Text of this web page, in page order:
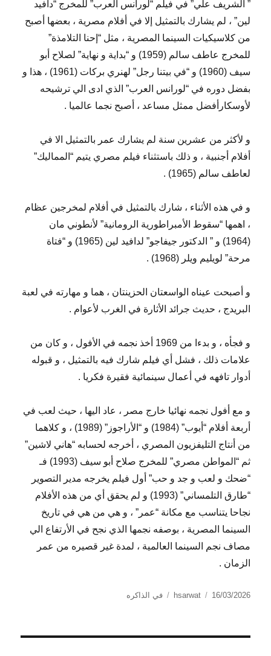
” الشريف علي” في فيلم “لورانس العرب” للمخرج “دافيد
لين” ، لم يشارك بالتمثيل إلا في أفلام مصرية ، بعضها أصبح
من كلاسيكيات السينما المصرية ، مثل “إحنا التلامذة”
للمخرج عاطف سالم (1959) و “بداية و نهاية” لصلاح أبو
سيف (1960) و “في بيتنا رجل” لهنري بركات (1961) ، هذا و
بفضل دوره في “لورانس العرب” الذي ادى الي ترشيحه
لأوسكارأفضل ممثل مساعد ، أصبح نجما عالميا .
و لأكثر من عشرين سنة لم يشارك عمر بالتمثيل الا في
أفلام أجنبية ، و ذلك باستثناء فيلم مصري يتيم “المماليك”
لعاطف سالم (1965) .
و في هذه الأثناء ، شارك بالتمثيل في أفلام لمخرجين عظام
، اهمها “سقوط الأمبراطورية الرومانية” لأنطوني مان
(1964) و ” الدكتور جيفاجو” لدافيد لين (1965) و “فتاة
مرحة” لويليم ويلر (1968) .
و أصبحت عيناه الواسعتان الحزينتان ، هما و مهارته في لعبة
البريدج ، حديث جرائد الأثارة في الغرب لأعوام .
و فجأه ، و بدءا من 1969 أخذ نجمه في الأفول ، و كان من
علامات ذلك ، فشل أي فيلم شارك فيه بالتمثيل ، و قبوله
أدوار تافهه في أعمال سينمائية فقيرة فكريا .
و مع أفول نجمه نهائيا خارج مصر ، عاد اليها ، حيث لعب في
أربعة أفلام “أيوب” (1984) و “الأراجوز” (1989) ، و كلاهما
من أنتاج التليفزيون المصري ، أخرجه لحسابه “هاني لاشين”
ثم “المواطن مصري” للمخرج صلاح أبو سيف (1993) فـ
“ضحك و لعب و جد و حب” أول فيلم يخرجه مدير التصوير
“طارق التلمساني” (1993) و لم يحقق أي من هذه الأفلام
نجاحا يتناسب مع مكانة “عمر” ، و هي من هي في تاريخ
السينما المصرية ، بوصفه نجمها الذي نجح في الأرتفاع الي
مصاف نجم السينما العالمية ، لمدة غير قصيره من عمر
الزمان .
الكاتب hsarwat
نُشرت 16/03/2026 التصنيفات
في الذاكره